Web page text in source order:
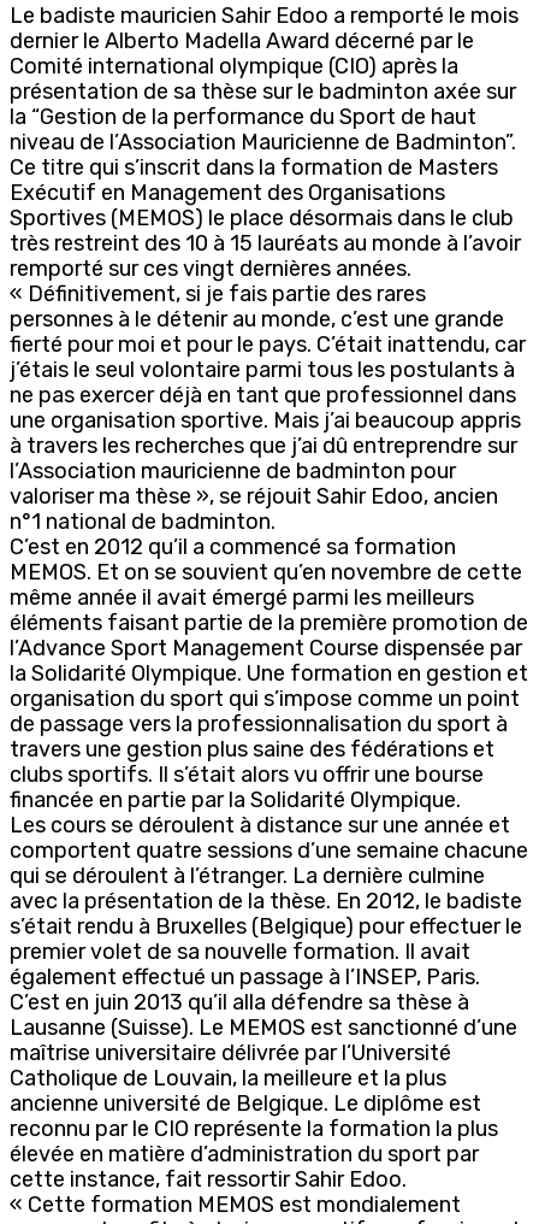
Le badiste mauricien Sahir Edoo a remporté le mois
dernier le Alberto Madella Award décerné par le
Comité international olympique (CIO) après la
présentation de sa thèse sur le badminton axée sur
la “Gestion de la performance du Sport de haut
niveau de l’Association Mauricienne de Badminton”.
Ce titre qui s’inscrit dans la formation de Masters
Exécutif en Management des Organisations
Sportives (MEMOS) le place désormais dans le club
très restreint des 10 à 15 lauréats au monde à l’avoir
remporté sur ces vingt dernières années.
« Définitivement, si je fais partie des rares
personnes à le détenir au monde, c’est une grande
fierté pour moi et pour le pays. C’était inattendu, car
j’étais le seul volontaire parmi tous les postulants à
ne pas exercer déjà en tant que professionnel dans
une organisation sportive. Mais j’ai beaucoup appris
à travers les recherches que j’ai dû entreprendre sur
l’Association mauricienne de badminton pour
valoriser ma thèse », se réjouit Sahir Edoo, ancien
n°1 national de badminton.
C’est en 2012 qu’il a commencé sa formation
MEMOS. Et on se souvient qu’en novembre de cette
même année il avait émergé parmi les meilleurs
éléments faisant partie de la première promotion de
l’Advance Sport Management Course dispensée par
la Solidarité Olympique. Une formation en gestion et
organisation du sport qui s’impose comme un point
de passage vers la professionnalisation du sport à
travers une gestion plus saine des fédérations et
clubs sportifs. Il s’était alors vu offrir une bourse
financée en partie par la Solidarité Olympique.
Les cours se déroulent à distance sur une année et
comportent quatre sessions d’une semaine chacune
qui se déroulent à l’étranger. La dernière culmine
avec la présentation de la thèse. En 2012, le badiste
s’était rendu à Bruxelles (Belgique) pour effectuer le
premier volet de sa nouvelle formation. Il avait
également effectué un passage à l’INSEP, Paris.
C’est en juin 2013 qu’il alla défendre sa thèse à
Lausanne (Suisse). Le MEMOS est sanctionné d’une
maîtrise universitaire délivrée par l’Université
Catholique de Louvain, la meilleure et la plus
ancienne université de Belgique. Le diplôme est
reconnu par le CIO représente la formation la plus
élevée en matière d’administration du sport par
cette instance, fait ressortir Sahir Edoo.
« Cette formation MEMOS est mondialement